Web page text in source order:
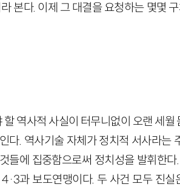
본다. 이제 그 대결을 요청하는 몇몇
역사적 사실이 터무니없이 오랜 세월
다. 역사기술 자체가 정치적 서사라는
에 집중함으로써 정치성을 발휘한다
과 보도연맹이다. 두 사건 모두 진실